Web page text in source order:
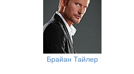
Брайан Тайлер